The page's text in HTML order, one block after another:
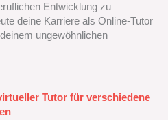
Entwicklung zu
deine Karriere als Online-Tutor
ungewöhnlichen
Tutor für verschiedene